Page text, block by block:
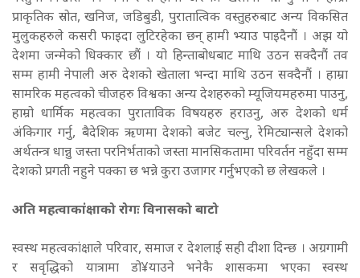
प्राकृतिक स्रोत, खनिज, जडिबुडी, पुरातात्विक वस्तुहरुबाट अन्य विकसित
मुलुकहरुले कसरी फाइदा लुटिरहेका छन् हामी भ्याउ पाइदैनौं । अझ यो
देशमा जन्मेको धिक्कार छौं । यो हिन्ताबोधबाट माथि उठन सक्दैनौं तव
सम्म हामी नेपाली अरु देशको खेताला भन्दा माथि उठन सक्दैनौं । हाम्रा
सामरिक महत्वको चीजहरु विश्वका अन्य देशहरुको म्यूजियमहरुमा पाउनु,
हाम्रो धार्मिक महत्वका पुराताविक विषयहरु हराउनु, अरु देशको धर्म
अंकिगार गर्नु, बैदेशिक ऋणमा देशको बजेट चल्नु, रेमिट्यान्सले देशको
अर्थतन्त्र धान्नु जस्ता परनिर्भताको जस्ता मानसिकतामा परिवर्तन नहुँदा सम्म
देशको प्रगती नहुने पक्का छ भन्ने कुरा उजागर गर्नुभएको छ लेखकले ।
अति महत्वाकांक्षाको रोगः विनासको बाटो
स्वस्थ महत्वकांक्षाले परिवार, समाज र देशलाई सही दीशा दिन्छ । अग्रगामी
र सवृद्धिको यात्रामा डो¥याउने भनेकै शासकमा भएका स्वस्थ